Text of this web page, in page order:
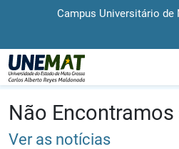
Campus Universitário de
Página Inicial
Não
Ver as notícias